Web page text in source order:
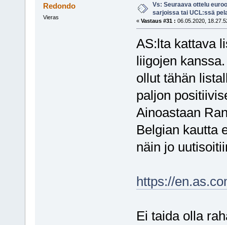
Redondo
Vieras
Vs: Seuraava ottelu
sarjoissa tai UCL:ssä
« Vastaus #31 : 06.05.2020,
AS:lta kattava
liigojen
ollut tähän
paljon
Ainoastaan
Belgian kautta
näin jo
https://
Ei taida olla